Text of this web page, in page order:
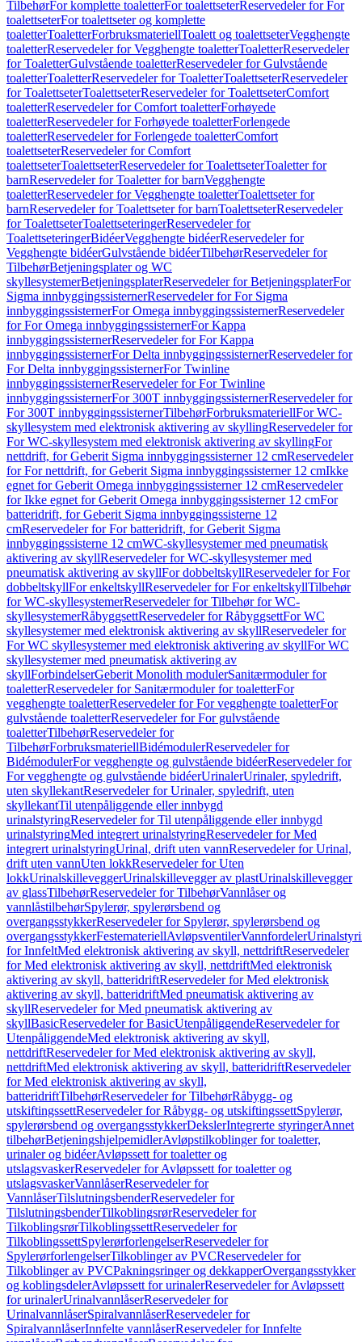
TilbehørFor komplette toaletterFor toalettseterReservedeler for For
toalettseterFor toalettseter og komplette
toaletterToaletterForbruksmateriellToalett og toalettseterVegghengte
toaletterReservedeler for Vegghengte toaletterToaletterReservedeler
for ToaletterGulvstående toaletterReservedeler for Gulvstående
toaletterToaletterReservedeler for ToaletterToalettseterReservedeler
for ToalettseterToalettseterReservedeler for ToalettseterComfort
toaletterReservedeler for Comfort toaletterForhøyede
toaletterReservedeler for Forhøyede toaletterForlengede
toaletterReservedeler for Forlengede toaletterComfort
toalettseterReservedeler for Comfort
toalettseterToalettseterReservedeler for ToalettseterToaletter for
barnReservedeler for Toaletter for barnVegghengte
toaletterReservedeler for Vegghengte toaletterToalettseter for
barnReservedeler for Toalettseter for barnToalettseterReservedeler
for ToalettseterToalettseteringerReservedeler for
ToalettseteringerBidéerVegghengte bidéerReservedeler for
Vegghengte bidéerGulvstående bidéerTilbehørReservedeler for
TilbehørBetjeningsplater og WC
skyllesystemerBetjeningsplaterReservedeler for BetjeningsplaterFor
Sigma innbyggingssisternerReservedeler for For Sigma
innbyggingssisternerFor Omega innbyggingssisternerReservedeler
for For Omega innbyggingssisternerFor Kappa
innbyggingssisternerReservedeler for For Kappa
innbyggingssisternerFor Delta innbyggingssisternerReservedeler for
For Delta innbyggingssisternerFor Twinline
innbyggingssisternerReservedeler for For Twinline
innbyggingssisternerFor 300T innbyggingssisternerReservedeler for
For 300T innbyggingssisternerTilbehørForbruksmateriellFor WC-
skyllesystem med elektronisk aktivering av skyllingReservedeler for
For WC-skyllesystem med elektronisk aktivering av skyllingFor
nettdrift, for Geberit Sigma innbyggingssisterner 12 cmReservedeler
for For nettdrift, for Geberit Sigma innbyggingssisterner 12 cmIkke
egnet for Geberit Omega innbyggingssisterner 12 cmReservedeler
for Ikke egnet for Geberit Omega innbyggingssisterner 12 cmFor
batteridrift, for Geberit Sigma innbyggingssisterne 12
cmReservedeler for For batteridrift, for Geberit Sigma
innbyggingssisterne 12 cmWC-skyllesystemer med pneumatisk
aktivering av skyllReservedeler for WC-skyllesystemer med
pneumatisk aktivering av skyllFor dobbeltskyllReservedeler for For
dobbeltskyllFor enkeltskyllReservedeler for For enkeltskyllTilbehør
for WC-skyllesystemerReservedeler for Tilbehør for WC-
skyllesystemerRåbyggsettReservedeler for RåbyggsettFor WC
skyllesystemer med elektronisk aktivering av skyllReservedeler for
For WC skyllesystemer med elektronisk aktivering av skyllFor WC
skyllesystemer med pneumatisk aktivering av
skyllForbindelserGeberit Monolith modulerSanitærmoduler for
toaletterReservedeler for Sanitærmoduler for toaletterFor
vegghengte toaletterReservedeler for For vegghengte toaletterFor
gulvstående toaletterReservedeler for For gulvstående
toaletterTilbehørReservedeler for
TilbehørForbruksmateriellBidémodulerReservedeler for
BidémodulerFor vegghengte og gulvstående bidéerReservedeler for
For vegghengte og gulvstående bidéerUrinalerUrinaler, spyledrift,
uten skyllekantReservedeler for Urinaler, spyledrift, uten
skyllekantTil utenpåliggende eller innbygd
urinalstyringReservedeler for Til utenpåliggende eller innbygd
urinalstyringMed integrert urinalstyringReservedeler for Med
integrert urinalstyringUrinal, drift uten vannReservedeler for Urinal,
drift uten vannUten lokkReservedeler for Uten
lokkUrinalskilleveggerUrinalskillevegger av plastUrinalskillevegger
av glassTilbehørReservedeler for TilbehørVannlåser og
vannlåstilbehørSpylerør, spylerørsbend og
overgangsstykkerReservedeler for Spylerør, spylerørsbend og
overgangsstykkerFestemateriellAvløpsventilerVannfordeler
for InnfeltMed elektronisk aktivering av skyll, nettdriftReservedeler
for Med elektronisk aktivering av skyll, nettdriftMed elektronisk
aktivering av skyll, batteridriftReservedeler for Med elektronisk
aktivering av skyll, batteridriftMed pneumatisk aktivering av
skyllReservedeler for Med pneumatisk aktivering av
skyllBasicReservedeler for BasicUtenpåliggendeReservedeler for
UtenpåliggendeMed elektronisk aktivering av skyll,
nettdriftReservedeler for Med elektronisk aktivering av skyll,
nettdriftMed elektronisk aktivering av skyll, batteridriftReservedeler
for Med elektronisk aktivering av skyll,
batteridriftTilbehørReservedeler for TilbehørRåbygg- og
utskiftingssettReservedeler for Råbygg- og utskiftingssettSpylerør,
spylerørsbend og overgangsstykkerDekslerIntegrerte styringerAnnet
tilbehørBetjeningshjelpemidlerAvløpstilkoblinger for toaletter,
urinaler og bidéerAvløpssett for toaletter og
utslagsvaskerReservedeler for Avløpssett for toaletter og
utslagsvaskerVannlåserReservedeler for
VannlåserTilslutningsbenderReservedeler for
TilslutningsbenderTilkoblingsrørReservedeler for
TilkoblingsrørTilkoblingssettReservedeler for
TilkoblingssettSpylerørforlengelserReservedeler for
SpylerørforlengelserTilkoblinger av PVCReservedeler for
Tilkoblinger av PVCPakningsringer og dekkapperOvergangsstykker
og koblingsdelerAvløpssett for urinalerReservedeler for Avløpssett
for urinalerUrinalvannlåserReservedeler for
UrinalvannlåserSpiralvannlåserReservedeler for
SpiralvannlåserInnfelte vannlåserReservedeler for Innfelte